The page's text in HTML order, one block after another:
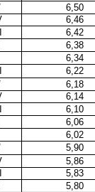
6,50
6,46
6,42
6,38
6,34
6,22
6,18
6,14
6,10
6,06
6,02
5,90
5,86
5,83
5,80